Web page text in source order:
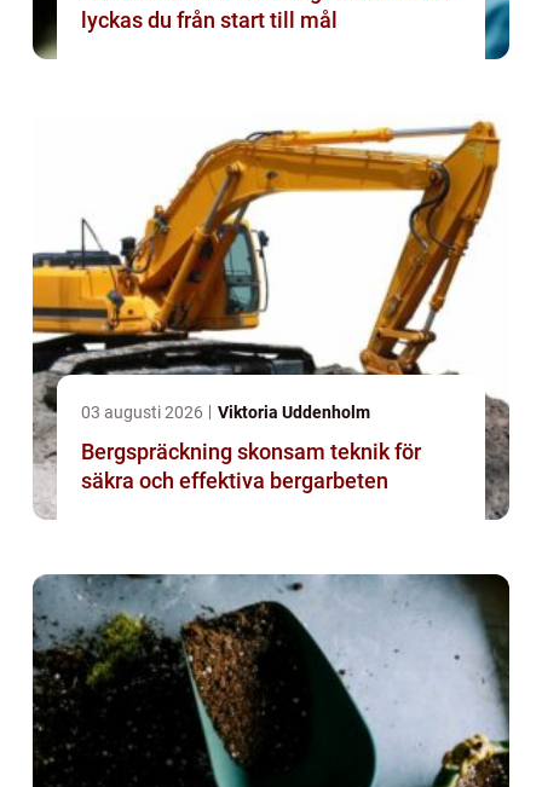
lyckas du från start till mål
03 augusti 2026 Viktoria Uddenholm
Bergspräckning skonsam teknik för
säkra och effektiva bergarbeten